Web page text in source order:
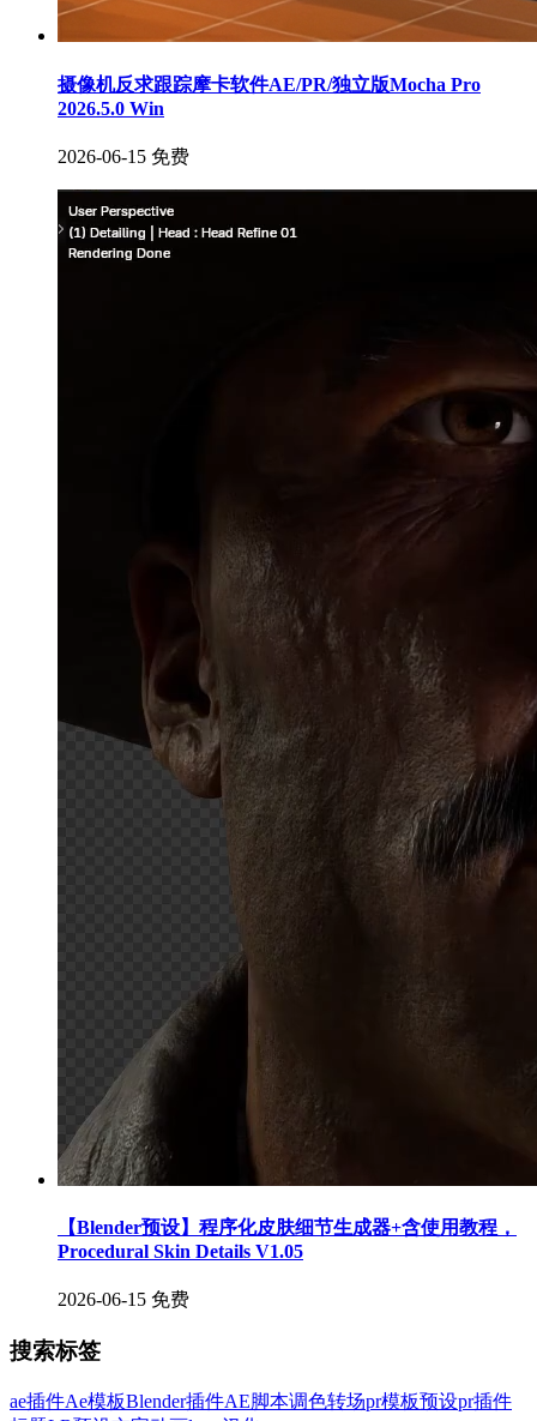
摄像机反求跟踪摩卡软件AE/PR/独立版Mocha Pro
2026.5.0 Win
2026-06-15 免费
【Blender预设】程序化皮肤细节生成器+含使用教程，
Procedural Skin Details V1.05
2026-06-15 免费
搜索标签
ae插件Ae模板Blender插件AE脚本调色转场pr模板预设pr插件